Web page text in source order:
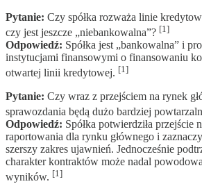
Pytanie: Czy spółka rozważa linie
czy jest jeszcze „niebankowalna”? [1]
Odpowiedź: Spółka jest „bankowalna” i
instytucjami finansowymi o finansowaniu
otwartej linii kredytowej. [1]
Pytanie: Czy wraz z przejściem na rynek
sprawozdania będą dużo bardziej
Odpowiedź: Spółka potwierdziła przejście
raportowania dla rynku głównego i
szerszy zakres ujawnień. Jednocześnie
charakter kontraktów może nadal
wyników. [1]